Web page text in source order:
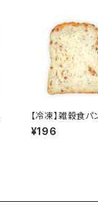
【冷凍】雑穀食パ
イス
¥196